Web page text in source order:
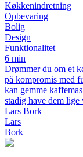
Køkkenindretning
Opbevaring
Bolig
Design
Funktionalitet
6 min
Drømmer du om et
på kompromis med
kan gemme
stadig have dem lige
Lars Bork
Lars
Bork